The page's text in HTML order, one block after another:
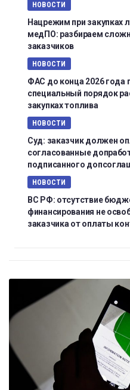
НОВОСТИ
Нацрежим при закупках
медПО: разбираем
заказчиков
НОВОСТИ
ФАС до конца 2026 года
специальный порядок
закупках топлива
НОВОСТИ
Суд: заказчик должен
согласованные
подписанного
НОВОСТИ
ВС РФ: отсутствие
финансирования не
заказчика от оплаты